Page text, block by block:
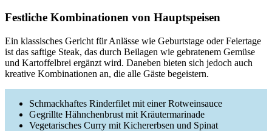
Festliche Kombinationen von Hauptspeisen
Ein klassisches Gericht für Anlässe wie Geburtstage oder Feiertage
ist das saftige Steak, das durch Beilagen wie gebratenem Gemüse
und Kartoffelbrei ergänzt wird. Daneben bieten sich jedoch auch
kreative Kombinationen an, die alle Gäste begeistern.
Schmackhaftes Rinderfilet mit einer Rotweinsauce
Gegrillte Hähnchenbrust mit Kräutermarinade
Vegetarisches Curry mit Kichererbsen und Spinat